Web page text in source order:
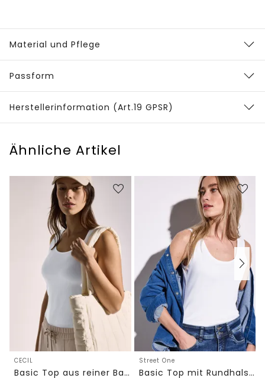
Material und Pflege
Passform
Herstellerinformation (Art.19 GPSR)
Ähnliche Artikel
CECIL
Basic Top aus reiner Baumwolle
Street One
Basic Top mit Rundhals in Unifarbe